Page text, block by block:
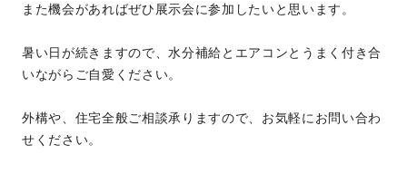
また機会があればぜひ展示会に参加したいと思います。
暑い日が続きますので、水分補給とエアコンとうまく付き合
いながらご自愛ください。
外構や、住宅全般ご相談承りますので、お気軽にお問い合わ
せください。